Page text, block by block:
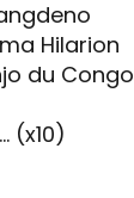
Hilarion
du Congo
(x10)